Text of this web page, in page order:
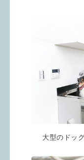
大型のドッ